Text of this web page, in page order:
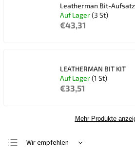
Leatherman Bit-
Auf Lager(3 St)
€43,31
LEATHERMAN BIT KIT
Auf Lager(1 St)
€33,51
Mehr Produkte
Wir empfehlen